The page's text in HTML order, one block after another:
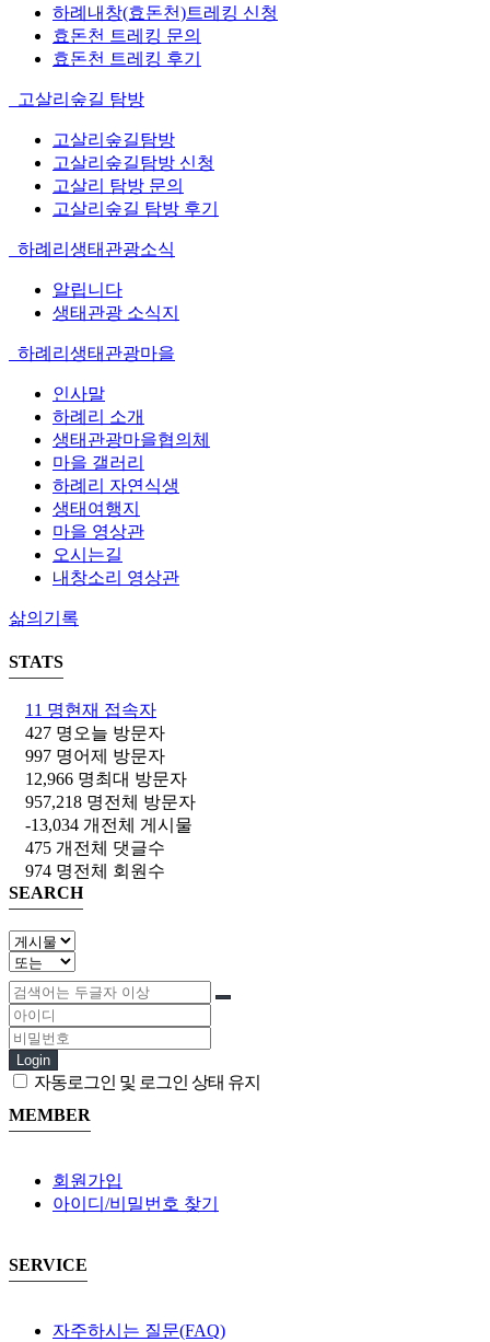
하례내창(효돈천)트레킹 신청
효돈천 트레킹 문의
효돈천 트레킹 후기
고살리숲길 탐방
고살리숲길탐방
고살리숲길탐방 신청
고살리 탐방 문의
고살리숲길 탐방 후기
하례리생태관광소식
알립니다
생태관광 소식지
하례리생태관광마을
인사말
하례리 소개
생태관광마을협의체
마을 갤러리
하례리 자연식생
생태여행지
마을 영상관
오시는길
내창소리 영상관
삶의기록
STATS
11 명현재 접속자
427 명 오늘 방문자
997 명어제 방문자
12,966 명최대 방문자
957,218 명전체 방문자
-13,034 개 전체 게시물
475 개 전체 댓글수
974 명전체 회원수
SEARCH
Login
자동로그인 및 로그인 상태 유지
MEMBER
회원가입
아이디/비밀번호 찾기
SERVICE
자주하시는 질문(FAQ)